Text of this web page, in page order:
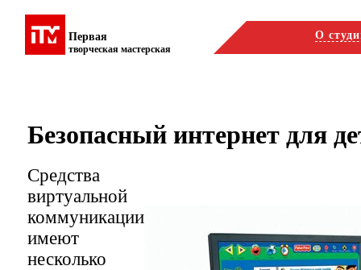
Первая
творческая мастерская
О
Безопасный интернет для
Средства
виртуальной
коммуникации
имеют
несколько